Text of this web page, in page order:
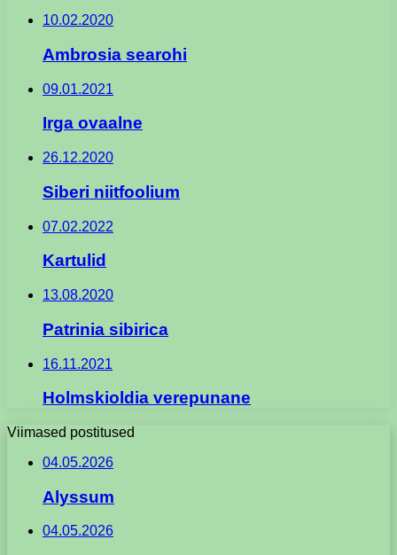
10.02.2020
Ambrosia searohi
09.01.2021
Irga ovaalne
26.12.2020
Siberi niitfoolium
07.02.2022
Kartulid
13.08.2020
Patrinia sibirica
16.11.2021
Holmskioldia verepunane
Viimased postitused
04.05.2026
Alyssum
04.05.2026